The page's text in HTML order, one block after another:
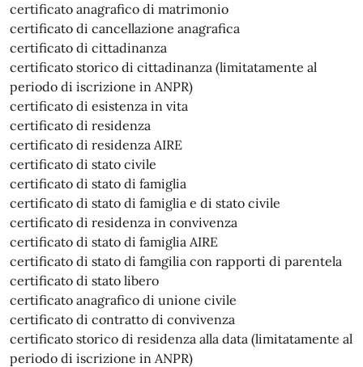
certificato anagrafico di matrimonio
certificato di cancellazione anagrafica
certificato di cittadinanza
certificato storico di cittadinanza (limitatamente al
periodo di iscrizione in ANPR)
certificato di esistenza in vita
certificato di residenza
certificato di residenza AIRE
certificato di stato civile
certificato di stato di famiglia
certificato di stato di famiglia e di stato civile
certificato di residenza in convivenza
certificato di stato di famiglia AIRE
certificato di stato di famgilia con rapporti di parentela
certificato di stato libero
certificato anagrafico di unione civile
certificato di contratto di convivenza
certificato storico di residenza alla data (limitatamente al
periodo di iscrizione in ANPR)